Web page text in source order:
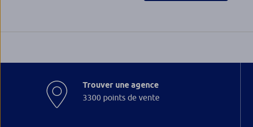
Trouver une agence
3300 points de vente